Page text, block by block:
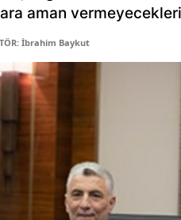
aman
İbrahim Baykut